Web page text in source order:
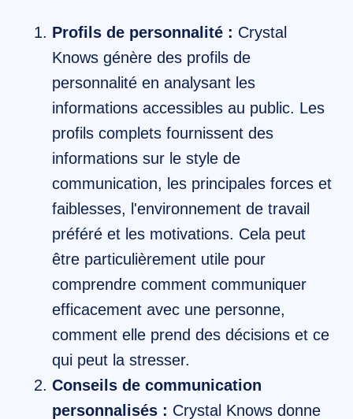
Profils de personnalité : Crystal
Knows génère des profils de
personnalité en analysant les
informations accessibles au public. Les
profils complets fournissent des
informations sur le style de
communication, les principales forces et
faiblesses, l'environnement de travail
préféré et les motivations. Cela peut
être particulièrement utile pour
comprendre comment communiquer
efficacement avec une personne,
comment elle prend des décisions et ce
qui peut la stresser.
Conseils de communication
personnalisés : Crystal Knows donne